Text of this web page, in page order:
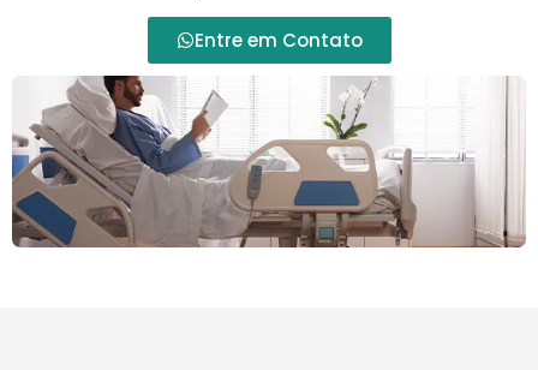
Entre em Contato